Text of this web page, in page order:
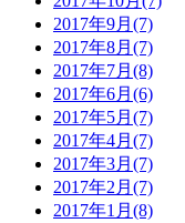
2017年9月(7)
2017年8月(7)
2017年7月(8)
2017年6月(6)
2017年5月(7)
2017年4月(7)
2017年3月(7)
2017年2月(7)
2017年1月(8)